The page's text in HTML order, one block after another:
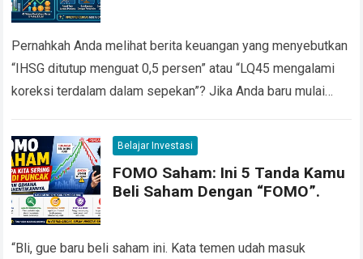
Pernahkah Anda melihat berita keuangan yang menyebutkan
“IHSG ditutup menguat 0,5 persen” atau “LQ45 mengalami
koreksi terdalam dalam sepekan”? Jika Anda baru mulai
Belajar Investasi
FOMO Saham: Ini 5 Tanda Kamu
Beli Saham Dengan “FOMO”.
“Bli, gue baru beli saham ini. Kata temen udah masuk